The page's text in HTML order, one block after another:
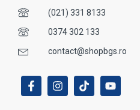
(021) 331 8133
0374 302 133
contact@shopbgs.ro